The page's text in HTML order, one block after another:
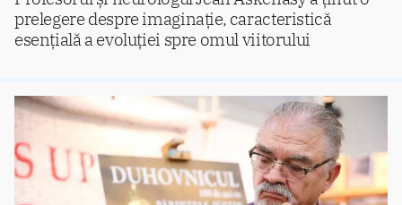
prelegere despre imaginație, caracteristică
esențială a evoluției spre omul viitorului